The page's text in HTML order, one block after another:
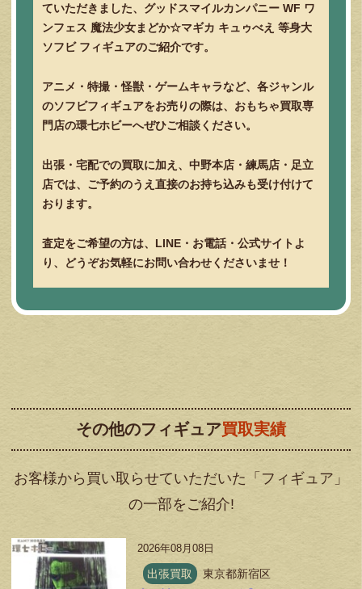
ていただきました、グッドスマイルカンパニー WF ワ
ンフェス 魔法少女まどか☆マギカ キュゥべえ 等身大
ソフビ フィギュアのご紹介です。
アニメ・特撮・怪獣・ゲームキャラなど、各ジャンル
のソフビフィギュアをお売りの際は、おもちゃ買取専
門店の環七ホビーへぜひご相談ください。
出張・宅配での買取に加え、中野本店・練馬店・足立
店では、ご予約のうえ直接のお持ち込みも受け付けて
おります。
査定をご希望の方は、LINE・お電話・公式サイトよ
り、どうぞお気軽にお問い合わせくださいませ！
その他のフィギュア買取実績
お客様から買い取らせていただいた「フィギュア」
の一部をご紹介!
2026年08月08日
出張買取
東京都新宿区